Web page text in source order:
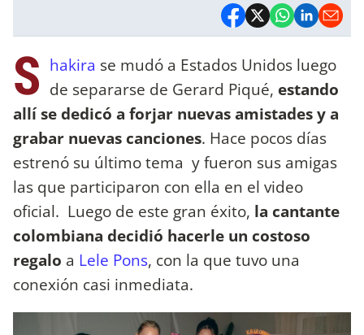
S hakira se mudó a Estados Unidos luego
de separarse de Gerard Piqué, estando
allí se dedicó a forjar nuevas amistades y a
grabar nuevas canciones. Hace pocos días
estrenó su último tema y fueron sus amigas
las que participaron con ella en el video
oficial. Luego de este gran éxito, la cantante
colombiana decidió hacerle un costoso
regalo a Lele Pons, con la que tuvo una
conexión casi inmediata.